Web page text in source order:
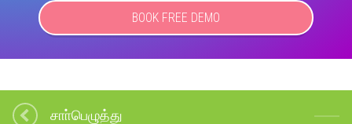
BOOK FREE DEMO
சாா்பெழுத்து